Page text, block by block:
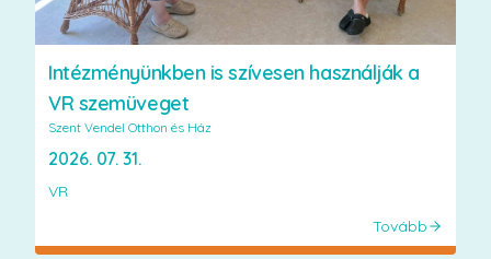
Intézményünkben is szívesen használják a
VR szemüveget
Szent Vendel Otthon és Ház
2026. 07. 31.
VR
Tovább